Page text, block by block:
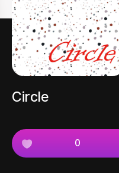
Circle
0